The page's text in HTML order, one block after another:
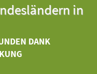
in
DANK